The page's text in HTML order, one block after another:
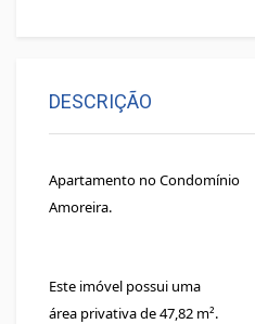
DESCRIÇÃO
Apartamento no Condomínio
Amoreira.
Este imóvel possui uma
área privativa de 47,82 m².